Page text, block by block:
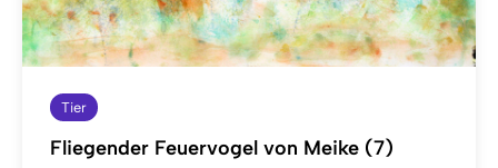
Tier
Fliegender Feuervogel von Meike (7)